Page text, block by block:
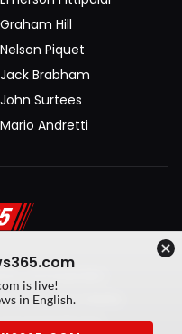
Graham Hill
Nelson Piquet
Jack Brabham
John Surtees
Mario Andretti
voorwaarden
by On Your Marks
is live!
in English.